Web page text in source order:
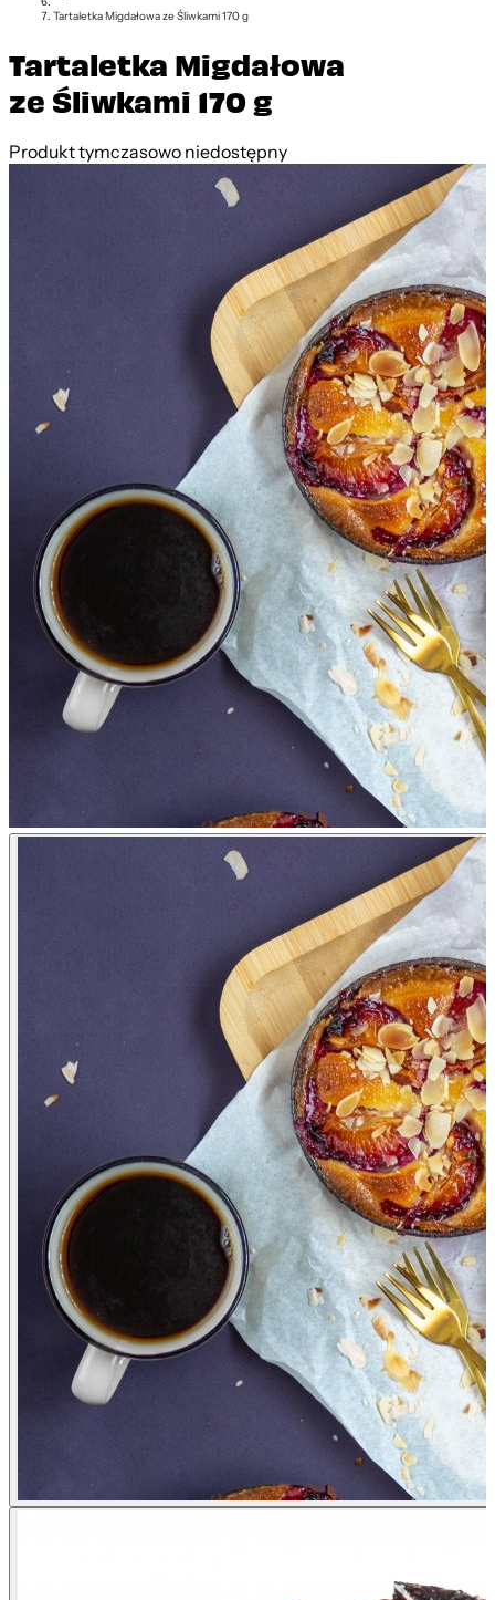
Tartaletka Migdałowa ze Śliwkami 170 g
Tartaletka Migdałowa
ze Śliwkami 170 g
Produkt tymczasowo niedostępny